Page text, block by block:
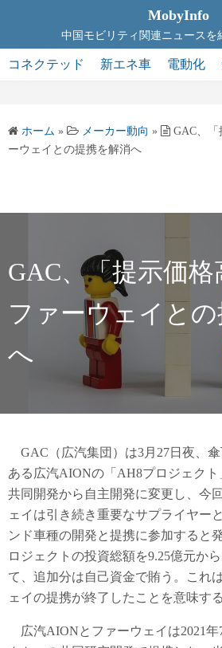
テ
ン
ス
キ
MobyInfo
中国モビリティ関連ニュースを
コネクテッド 新エネ車 電動化
ホーム » メーカー動向 »
GAC、「
ーウェイとの提携を解消へ
GAC、「提示価格
ファーウェイと
へ
GAC（広汽集団）は3月27日夜、
ある広汽AIONの「AH8プロジェク
共同開発から自主開発に変更し、今
ェイは引き続き重要なサプライヤー
ンド車種の開発と提携に参加すると
ロジェクトの投資総額を9.25億元か
て、追加分は自己資金で賄う。これ
ェイの提携が終了したことを意味する
広汽AIONとファーウェイは2021年